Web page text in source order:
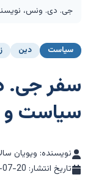
جی. دی. ونس،
سیاست دین
سفر جی.
سیاست و
نویسنده: ویویان
تاریخ انتشار: 20